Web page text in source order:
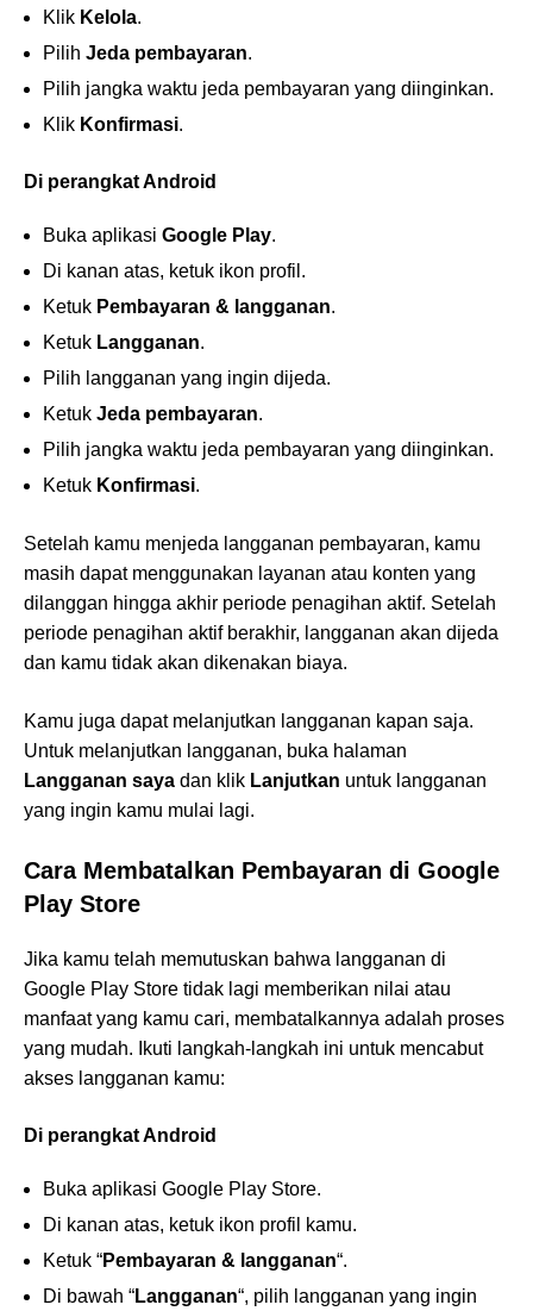
Klik Kelola.
Pilih Jeda pembayaran.
Pilih jangka waktu jeda pembayaran yang diinginkan.
Klik Konfirmasi.
Di perangkat Android
Buka aplikasi Google Play.
Di kanan atas, ketuk ikon profil.
Ketuk Pembayaran & langganan.
Ketuk Langganan.
Pilih langganan yang ingin dijeda.
Ketuk Jeda pembayaran.
Pilih jangka waktu jeda pembayaran yang diinginkan.
Ketuk Konfirmasi.
Setelah kamu menjeda langganan pembayaran, kamu
masih dapat menggunakan layanan atau konten yang
dilanggan hingga akhir periode penagihan aktif. Setelah
periode penagihan aktif berakhir, langganan akan dijeda
dan kamu tidak akan dikenakan biaya.
Kamu juga dapat melanjutkan langganan kapan saja.
Untuk melanjutkan langganan, buka halaman
Langganan saya dan klik Lanjutkan untuk langganan
yang ingin kamu mulai lagi.
Cara Membatalkan Pembayaran di Google
Play Store
Jika kamu telah memutuskan bahwa langganan di
Google Play Store tidak lagi memberikan nilai atau
manfaat yang kamu cari, membatalkannya adalah proses
yang mudah. Ikuti langkah-langkah ini untuk mencabut
akses langganan kamu:
Di perangkat Android
Buka aplikasi Google Play Store.
Di kanan atas, ketuk ikon profil kamu.
Ketuk “Pembayaran & langganan“.
Di bawah “Langganan“, pilih langganan yang ingin